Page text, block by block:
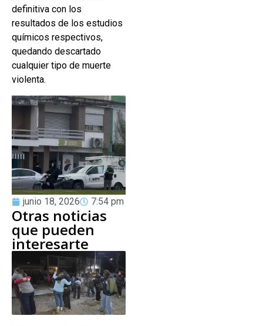
definitiva con los
resultados de los estudios
químicos respectivos,
quedando descartado
cualquier tipo de muerte
violenta.
junio 18, 2026 7:54 pm
Otras noticias
que pueden
interesarte